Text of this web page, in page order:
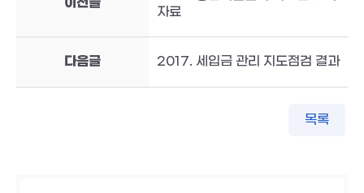
자료
다음글 2017. 세입금 관리 지도점검 결과
목록